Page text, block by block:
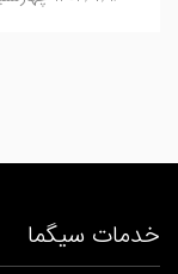
خدمات سیگما